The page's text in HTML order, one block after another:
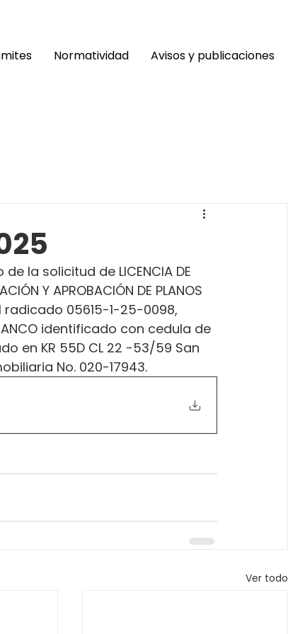
Normatividad Avisos y publicaciones
la solicitud de LICENCIA DE
Y APROBACIÓN DE PLANOS
radicado 05615-1-25-0098,
identificado con cedula de
en KR 55D CL 22 -53/59 San
No. 020-17943.
Ver todo